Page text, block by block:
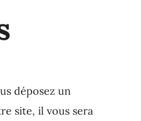
déposez un
site, il vous sera